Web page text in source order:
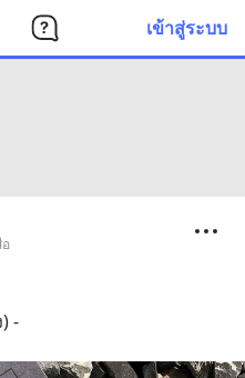
เข้าสู่ระบบ
-